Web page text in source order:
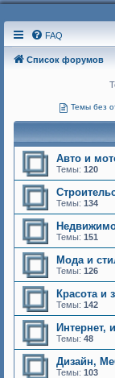
FAQ
Список форумов
Темы без
Авто и
Темы: 120
Темы: 134
Темы: 151
Мода и
Темы: 126
Красота и
Темы: 142
Интернет,
Темы: 48
Дизайн,
Темы: 103